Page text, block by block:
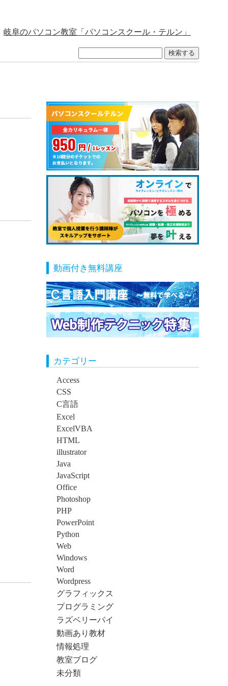
岐阜のパソコン教室「パソコンスクール・テルン」
検索する
動画付き無料講座
カテゴリー
Access
CSS
C言語
Excel
ExcelVBA
HTML
illustrator
Java
JavaScript
Office
Photoshop
PHP
PowerPoint
Python
Web
Windows
Word
Wordpress
グラフィックス
プログラミング
ラズベリーパイ
動画あり教材
情報処理
教室ブログ
未分類